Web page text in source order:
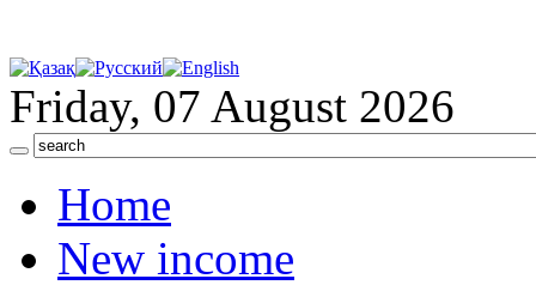
Friday, 07 August 2026
Home
New income